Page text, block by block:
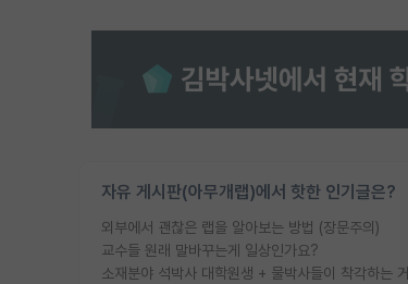
자유 게시판(아무개랩)에서 핫한 인기글은?
외부에서 괜찮은 랩을 알아보는 방법 (장문주의)
교수들 원래 말바꾸는게 일상인가요?
소재분야 석박사 대학원생 + 물박사들이 착각하는 거